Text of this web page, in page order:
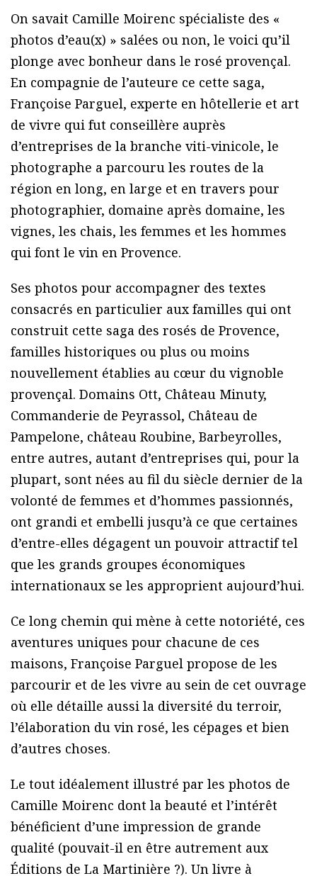
On savait Camille Moirenc spécialiste des «
photos d’eau(x) » salées ou non, le voici qu’il
plonge avec bonheur dans le rosé provençal.
En compagnie de l’auteure ce cette saga,
Françoise Parguel, experte en hôtellerie et art
de vivre qui fut conseillère auprès
d’entreprises de la branche viti-vinicole, le
photographe a parcouru les routes de la
région en long, en large et en travers pour
photographier, domaine après domaine, les
vignes, les chais, les femmes et les hommes
qui font le vin en Provence.
Ses photos pour accompagner des textes
consacrés en particulier aux familles qui ont
construit cette saga des rosés de Provence,
familles historiques ou plus ou moins
nouvellement établies au cœur du vignoble
provençal. Domains Ott, Château Minuty,
Commanderie de Peyrassol, Château de
Pampelone, château Roubine, Barbeyrolles,
entre autres, autant d’entreprises qui, pour la
plupart, sont nées au fil du siècle dernier de la
volonté de femmes et d’hommes passionnés,
ont grandi et embelli jusqu’à ce que certaines
d’entre-elles dégagent un pouvoir attractif tel
que les grands groupes économiques
internationaux se les approprient aujourd’hui.
Ce long chemin qui mène à cette notoriété, ces
aventures uniques pour chacune de ces
maisons, Françoise Parguel propose de les
parcourir et de les vivre au sein de cet ouvrage
où elle détaille aussi la diversité du terroir,
l’élaboration du vin rosé, les cépages et bien
d’autres choses.
Le tout idéalement illustré par les photos de
Camille Moirenc dont la beauté et l’intérêt
bénéficient d’une impression de grande
qualité (pouvait-il en être autrement aux
Éditions de La Martinière ?). Un livre à